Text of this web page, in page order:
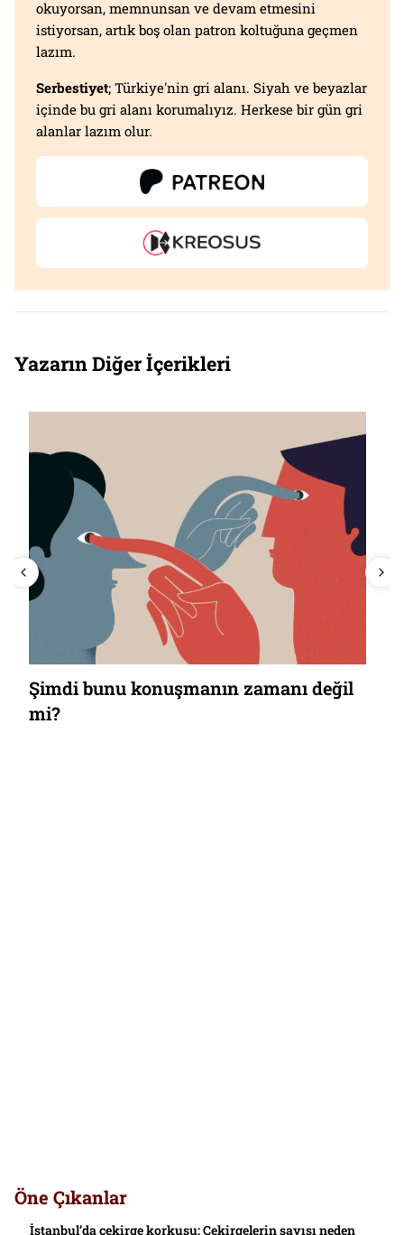
okuyorsan, memnunsan ve devam etmesini
istiyorsan, artık boş olan patron koltuğuna geçmen
lazım.
Serbestiyet; Türkiye'nin gri alanı. Siyah ve beyazlar
içinde bu gri alanı korumalıyız. Herkese bir gün gri
alanlar lazım olur.
Yazarın Diğer İçerikleri
Şimdi bunu konuşmanın zamanı değil
mi?
Öne Çıkanlar
İstanbul’da çekirge korkusu: Çekirgelerin sayısı neden